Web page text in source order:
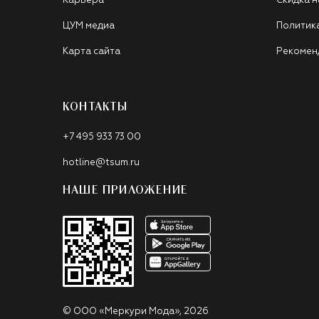
ЦУМ медиа
Карта сайта
КОНТАКТЫ
+7 495 933 73 00
hotline@tsum.ru
НАШЕ ПРИЛОЖЕНИЕ
© ООО «Меркури Мода», 2026